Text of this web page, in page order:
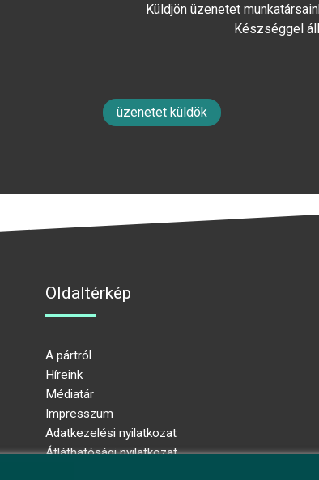
Küldjön üzenetet
Készséggel
üzenetet küldök
Oldaltérkép
A pártról
Híreink
Médiatár
Impresszum
Adatkezelési nyilatkozat
Átláthatósági nyilatkozat